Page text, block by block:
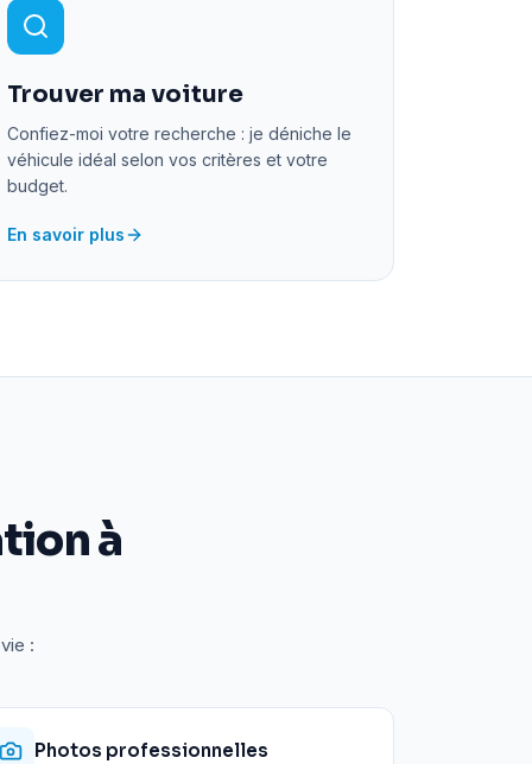
Trouver ma voiture
Confiez-moi votre recherche : je déniche le
véhicule idéal selon vos critères et votre
budget.
En savoir plus
à
:
Photos professionnelles